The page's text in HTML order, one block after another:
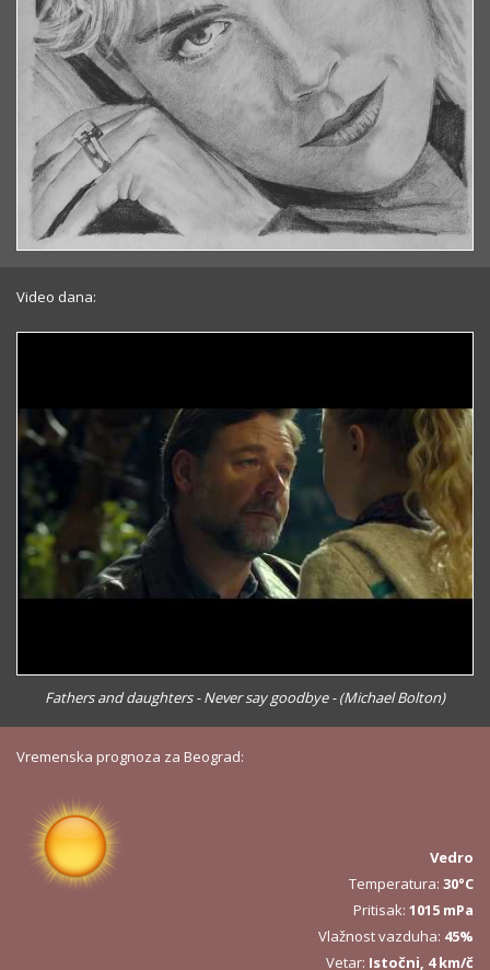
Video dana:
Fathers and daughters - Never say goodbye - (Michael Bolton)
Vremenska prognoza za Beograd:
Vedro
Temperatura: 30°C
Pritisak: 1015 mPa
Vlažnost vazduha: 45%
Vetar: Istočni, 4 km/č